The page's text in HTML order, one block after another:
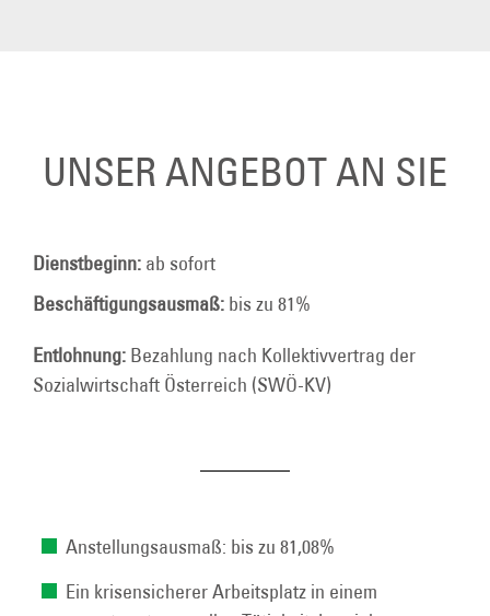
UNSER ANGEBOT AN SIE
Dienstbeginn: ab sofort
Beschäftigungsausmaß: bis zu 81%
Entlohnung: Bezahlung nach Kollektivvertrag der
Sozialwirtschaft Österreich (SWÖ-KV)
Anstellungsausmaß: bis zu 81,08%
Ein krisensicherer Arbeitsplatz in einem